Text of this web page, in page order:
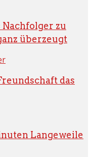
Nachfolger zu
überzeugt
das
Langeweile